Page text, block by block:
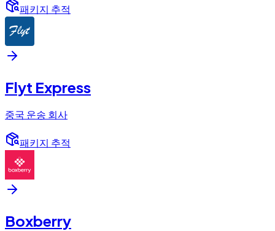
패키지 추적
Flyt Express
중국 운송 회사
패키지 추적
Boxberry